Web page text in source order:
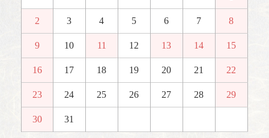
2 3 4 5 6 7 8
9 10 11 12 13 14 15
16 17 18 19 20 21 22
23 24 25 26 27 28 29
30 31